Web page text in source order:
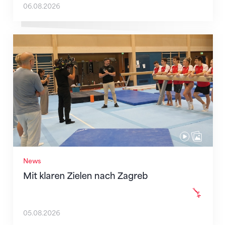
06.08.2026
News
Mit klaren Zielen nach Zagreb
Mit klaren Zielen nach Zagreb
05.08.2026